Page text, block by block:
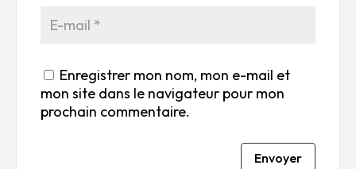
Enregistrer mon nom, mon e-mail et
mon site dans le navigateur pour mon
prochain commentaire.
Envoyer